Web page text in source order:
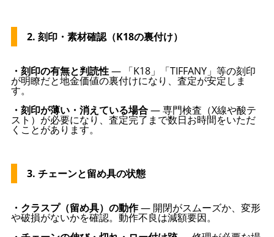
2. 刻印・素材確認（K18の裏付け）
・刻印の有無と判読性— 「K18」「TIFFANY」等の刻印
が明瞭だと地金価値の裏付けになり、査定が安定しま
す。
・刻印が薄い・消えている場合— 専門検査（X線や酸テ
スト）が必要になり、査定完了まで数日お時間をいただ
くことがあります。
3. チェーンと留め具の状態
・クラスプ（留め具）の動作— 開閉がスムーズか、変形
や破損がないかを確認。動作不良は減額要因。